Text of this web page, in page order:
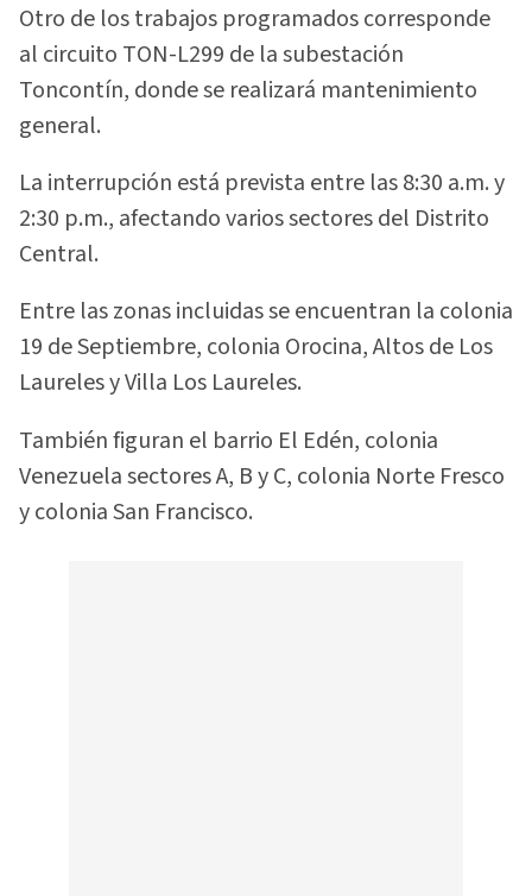
Otro de los trabajos programados corresponde
al circuito TON-L299 de la subestación
Toncontín, donde se realizará mantenimiento
general.
La interrupción está prevista entre las 8:30 a.m. y
2:30 p.m., afectando varios sectores del Distrito
Central.
Entre las zonas incluidas se encuentran la colonia
19 de Septiembre, colonia Orocina, Altos de Los
Laureles y Villa Los Laureles.
También figuran el barrio El Edén, colonia
Venezuela sectores A, B y C, colonia Norte Fresco
y colonia San Francisco.